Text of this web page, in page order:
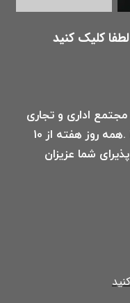
اداری و تجاری
سرزمین آفتاب طبقه 2 واحد 206 .همه روز هفته از 10
شما عزیزان
کلیک کنید